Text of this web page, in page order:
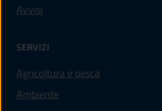
Avvisi
SERVIZI
Agricoltura e pesca
Ambiente